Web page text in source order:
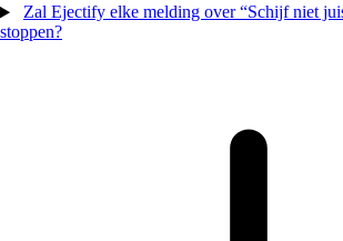
Zal Ejectify elke melding over “Schijf niet
stoppen?